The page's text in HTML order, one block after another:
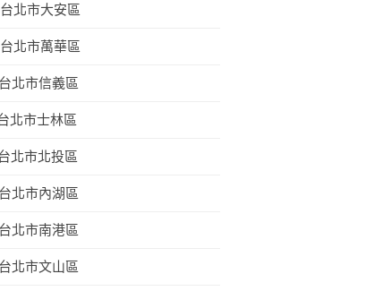
北市大安區
北市萬華區
北市信義區
北市士林區
北市北投區
北市內湖區
北市南港區
北市文山區